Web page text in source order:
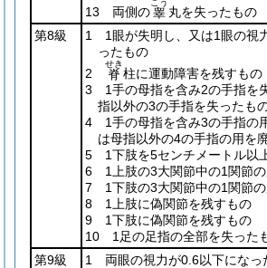
13 両側の睾
こう
丸を失ったもの
第8級
1 1眼が失明し、又は1眼の視
ったもの
2
脊
せき
柱に運動障害を残すもの
3 1手の母指を含み2の手指を
指以外の3の手指を失ったも
4 1手の母指を含み3の手指の
は母指以外の4の手指の用を
5 1下肢を5センチメートル以
6 1上肢の3大関節中の1関節の
7 1下肢の3大関節中の1関節の
8 1上肢に偽関節を残すもの
9 1下肢に偽関節を残すもの
10 1足の足指の全部を失った
第9級
1 両眼の視力が0.6以下になっ